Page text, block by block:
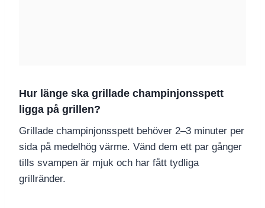
Hur länge ska grillade champinjonsspett
ligga på grillen?
Grillade champinjonsspett behöver 2–3 minuter per
sida på medelhög värme. Vänd dem ett par gånger
tills svampen är mjuk och har fått tydliga
grillränder.